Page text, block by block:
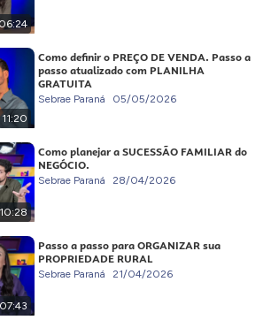
11:20
Como definir o PREÇO DE VENDA. Passo a
passo atualizado com PLANILHA
GRATUITA
Sebrae Paraná 05/05/2026
10:28
Como planejar a SUCESSÃO FAMILIAR do
NEGÓCIO.
Sebrae Paraná 28/04/2026
07:43
Passo a passo para ORGANIZAR sua
PROPRIEDADE RURAL
Sebrae Paraná 21/04/2026